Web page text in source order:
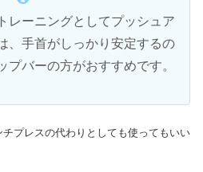
レーニングとしてプッシュア
、手首がしっかり安定するの
プバーの方がおすすめです。
プレスの代わりとしても使ってもいい